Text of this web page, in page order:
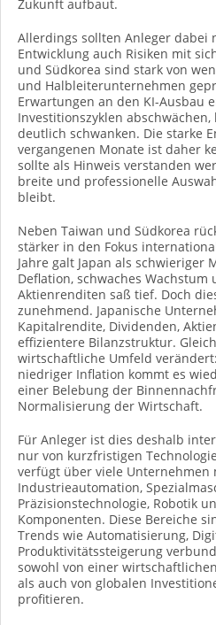
Zukunft aufbaut.
Allerdings sollten Anleger dabei
Entwicklung auch Risiken mit
und Südkorea sind stark von
und Halbleiterunternehmen
Erwartungen an den KI-Ausbau
Investitionszyklen
deutlich schwanken. Die starke
vergangenen Monate ist daher
sollte als Hinweis verstanden
breite und professionelle
bleibt.
Neben Taiwan und Südkorea
stärker in den Fokus
Jahre galt Japan als schwieriger
Deflation, schwaches
Aktienrenditen saß tief. Doch
zunehmend. Japanische
Kapitalrendite, Dividenden,
effizientere Bilanzstruktur.
wirtschaftliche Umfeld
niedriger Inflation kommt es
einer Belebung der
Normalisierung der Wirtschaft.
Für Anleger ist dies deshalb
nur von kurzfristigen
verfügt über viele Unternehmen
Industrieautomation,
Präzisionstechnologie, Robotik
Komponenten. Diese Bereiche
Trends wie Automatisierung,
Produktivitätssteigerung
sowohl von einer
als auch von globalen
profitieren.